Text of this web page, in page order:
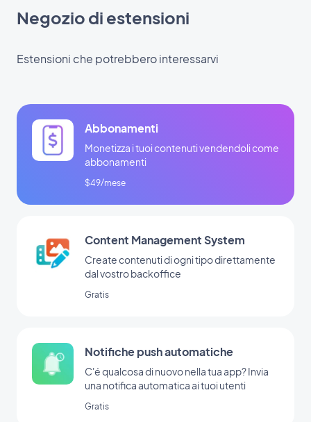
Negozio di estensioni
Estensioni che potrebbero interessarvi
Abbonamenti
Monetizza i tuoi contenuti vendendoli come
abbonamenti
$49/mese
Content Management System
Create contenuti di ogni tipo direttamente
dal vostro backoffice
Gratis
Notifiche push automatiche
C'é qualcosa di nuovo nella tua app? Invia
una notifica automatica ai tuoi utenti
Gratis